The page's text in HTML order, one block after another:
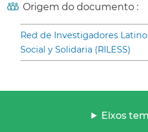
Origem do documento :
Red de Investigadores
Social y Solidaria (RILESS)
Eixos